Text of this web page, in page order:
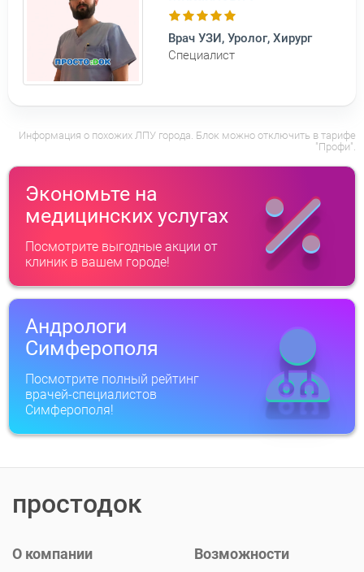
Врач УЗИ, Уролог, Хирург
Специалист
Информация о похожих ЛПУ города. Блок можно отключить в тарифе
"Профи".
Экономьте на
медицинских услугах
Посмотрите выгодные акции от
клиник в вашем городе!
Андрологи
Симферополя
Посмотрите полный рейтинг
врачей-специалистов
Симферополя!
простодок
О компании
Возможности